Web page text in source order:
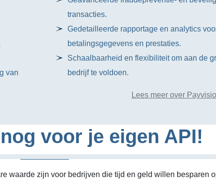
van
transacties.
Gedetailleerde rapportage en analytics
betalingsgegevens en prestaties.
Schaalbaarheid en flexibiliteit om aan de
bedrijf te voldoen.
Lees meer over
voor je eigen API!
waarde zijn voor bedrijven die tijd en geld willen besparen